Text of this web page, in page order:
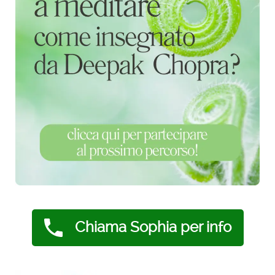
Chiama Sophia per info